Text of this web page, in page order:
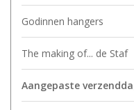
Godinnen hangers
The making of... de Staf
Aangepaste